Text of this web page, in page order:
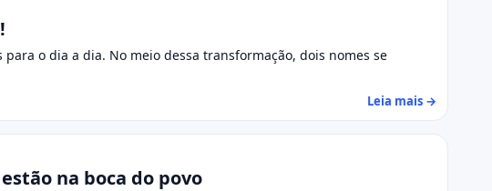
o dia a dia. No meio dessa transformação, dois nomes se
Leia mais →
na boca do povo